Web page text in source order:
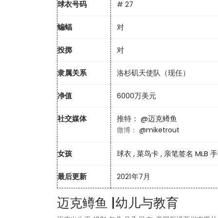
球衣号码 # 27
蝙蝠 对
投掷 对
隶属关系 洛杉矶天使队（现任）
净值 6000万美元
社交媒体 推特： @迈克鳟鱼
微博： @miketrout
女孩 球衣 ,菜鸟卡, 亲笔签名 MLB
最后更新 2021年7月
迈克鳟鱼 |幼儿与教育